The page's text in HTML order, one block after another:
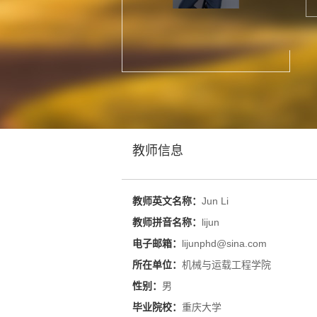
教师信息
教师英文名称： Jun Li
教师拼音名称： lijun
电子邮箱： lijunphd@sina.com
所在单位： 机械与运载工程学院
性别： 男
毕业院校： 重庆大学